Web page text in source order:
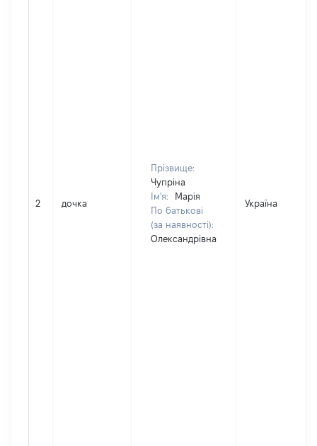
2 дочка
Прізвище:
Чупріна
Ім'я:
Марія
По батькові
(за наявності):
Олександрівна
Україна